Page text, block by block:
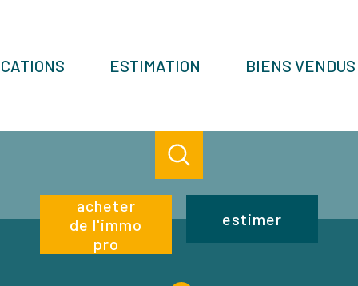
ESTIMATION BIENS VENDUS
acheter
de l'immo
pro
estimer